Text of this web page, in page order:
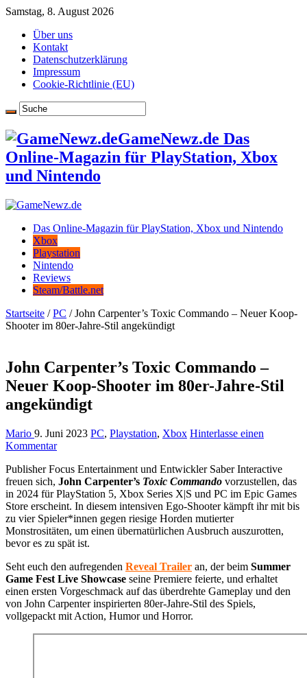
Samstag, 8. August 2026
Über uns
Kontakt
Datenschutzerklärung
Impressum
Cookie-Richtlinie (EU)
GameNewz.de Das
Online-Magazin für PlayStation, Xbox
und Nintendo
Das Online-Magazin für PlayStation, Xbox und Nintendo
Xbox
Playstation
Nintendo
Reviews
Steam/Battle.net
Startseite / PC / John Carpenter’s Toxic Commando – Neuer Koop-
Shooter im 80er-Jahre-Stil angekündigt
John Carpenter’s Toxic Commando –
Neuer Koop-Shooter im 80er-Jahre-Stil
angekündigt
Mario 9. Juni 2023 PC, Playstation, Xbox Hinterlasse einen
Kommentar
Publisher Focus Entertainment und Entwickler Saber Interactive
freuen sich, John Carpenter’s Toxic Commando vorzustellen, das
in 2024 für PlayStation 5, Xbox Series X|S und PC im Epic Games
Store erscheint. In diesem intensiven Ego-Shooter kämpft ihr mit bis
zu vier Spieler*innen gegen riesige Horden mutierter
Monstrositäten, um einen übernatürlichen Ausbruch auszurotten,
bevor es zu spät ist.
Seht euch den aufregenden Reveal Trailer an, der beim Summer
Game Fest Live Showcase seine Premiere feierte, und erhaltet
einen ersten Vorgeschmack auf das überdrehte Gameplay und den
von John Carpenter inspirierten 80er-Jahre-Stil des Spiels,
vollgepackt mit Action, Humor und Horror.